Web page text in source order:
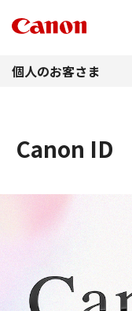
個人のお客さま
Canon ID